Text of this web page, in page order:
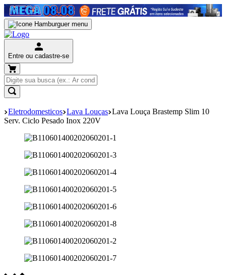
Entre ou cadastre-se
Eletrodomesticos Lava Louças Lava Louça Brastemp Slim 10
Serv. Ciclo Pesado Inox 220V